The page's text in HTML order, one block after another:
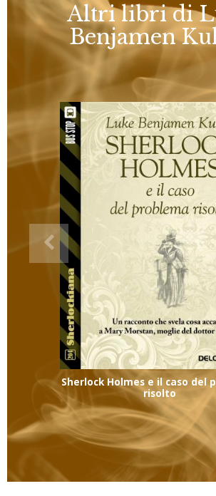
Altri libri di
Benjamen
Sherlock Holmes e il caso del
risolto